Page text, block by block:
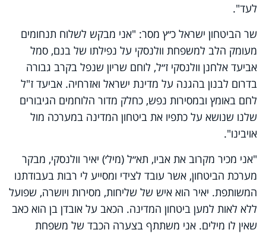
לעד".
שר הביטחון ישראל כ״ץ מסר: "אני מבקש לשלוח תנחומים
מעומק הלב למשפחת וולנסקי על נפילתו של בנם, סמל
אביעד אלחנן וולנסקי ז״ל, לוחם שריון שנפל בקרב גבורה
בדרום לבנון בהגנה על מדינת ישראל ואזרחיה. אביעד ז"ל
לחם באומץ ובמסירות נפש, כחלק מדור הלוחמים הגיבורים
שלנו שנושא על כתפיו את ביטחון המדינה במערכה מול
אויבינו".
"אני מכיר מקרוב את אביו, תא״ל (מיל׳) יאיר וולנסקי, מבקר
מערכת הביטחון, אשר עובד לצידי ומסייע לי רבות בעבודתנו
המשותפת. יאיר הוא איש של שליחות, מסירות ויושרה, שפועל
ללא לאות למען ביטחון המדינה. הכאב על אובדן בן הוא כאב
שאין לו מילים. אני משתתף בצערה הכבד של משפחת